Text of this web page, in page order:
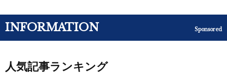
INFORMATION Sponsored
人気記事ランキング